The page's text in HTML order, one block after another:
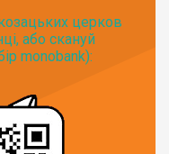
церков
або скануй
monobank):